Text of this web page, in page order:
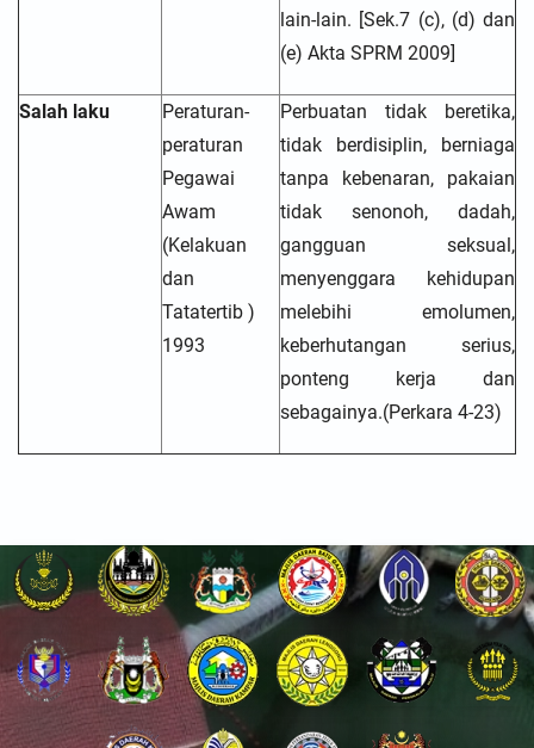
lain-lain. [Sek.7 (c), (d) dan
(e) Akta SPRM 2009]
Salah laku
Peraturan-
peraturan
Pegawai
Awam
(Kelakuan
dan
Tatatertib )
1993
Perbuatan tidak beretika,
tidak berdisiplin, berniaga
tanpa kebenaran, pakaian
tidak senonoh, dadah,
gangguan seksual,
menyenggara kehidupan
melebihi emolumen,
keberhutangan serius,
ponteng kerja dan
sebagainya.(Perkara 4-23)